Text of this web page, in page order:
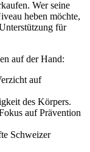
Wer seine
heben möchte,
für
auf der Hand:
auf
des Körpers.
auf Prävention
Schweizer